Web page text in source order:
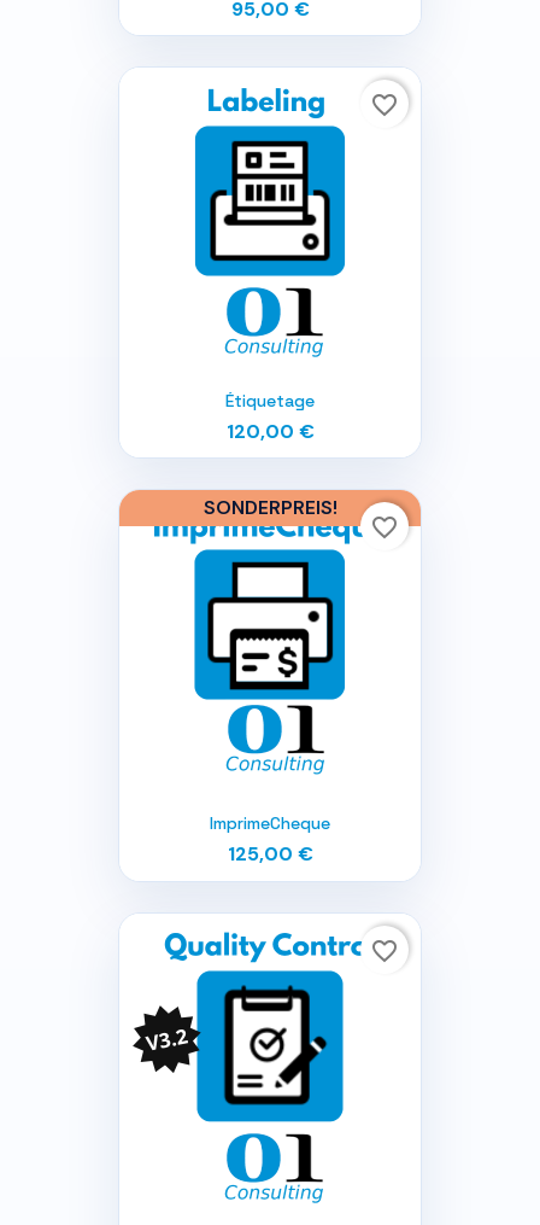
95,00 €
Étiquetage
120,00 €
favorite_border
ImprimeCheque
125,00 €
SONDERPREIS!
favorite_border
favorite_border